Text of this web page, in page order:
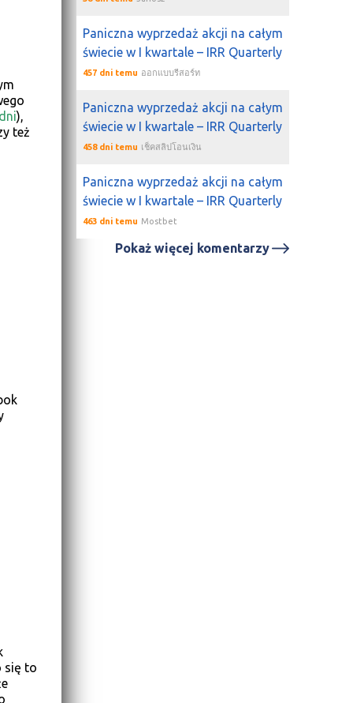
),
też
się to
Paniczna wyprzedaż akcji na całym
świecie w I kwartale – IRR Quarterly
457 dni temu ออกแบบรีสอร์ท
Paniczna wyprzedaż akcji na całym
świecie w I kwartale – IRR Quarterly
458 dni temu เช็คสลิปโอนเงิน
Paniczna wyprzedaż akcji na całym
świecie w I kwartale – IRR Quarterly
463 dni temu Mostbet
Pokaż więcej komentarzy